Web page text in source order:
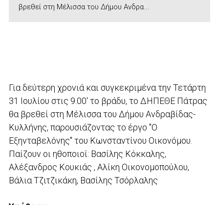
βρεθεί στη Μέλισσα του Δήμου Ανδρα...
Για δεύτερη χρονιά και συγκεκριμένα την Τετάρτη
31 Ιουλίου στις 9.00' το βράδυ, το ΔΗΠΕΘΕ Πάτρας
θα βρεθεί στη Μέλισσα του Δήμου Ανδραβίδας-
Κυλλήνης, παρουσιάζοντας το έργο "Ο
Εξηνταβελόνης" του Κωνσταντίνου Οικονόμου.
Παίζουν οι ηθοποιοί: Βασίλης Κόκκαλης,
Αλέξανδρος Κουκιάς , Αλίκη Οικονομοπούλου,
Βάλια Τζιτζικάκη, Βασίλης Τσόρλαλης